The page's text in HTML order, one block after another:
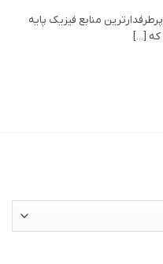
منابع فیزیک پایه‌
[...]